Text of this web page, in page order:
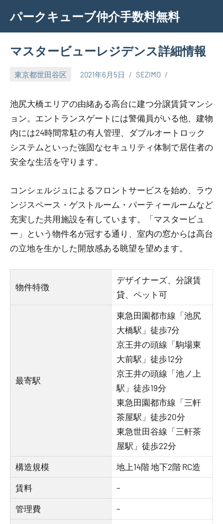
content
パークキューブ仲介手数料無料
マスタービューレジデンス詳細情報
東京都世田谷区 2021年6月5日 SEZIMO
池尻大橋エリアの由緒ある高台に建つ分譲賃貸マンシ
ョン。エントランスゲートには警備員がいる他、建物
内には24時間常駐の有人管理、ダブルオートロック
システムといった強固なセキュリティ体制で居住者の
安全な生活を守ります。
コンシェルジュによるフロントサービスを始め、ラウ
ンジスペース・ゲストルーム・パーティールームなど
充実した共用施設を有しています。「マスタービュ
ー」という物件名が冠する通り、室内の窓からは高台
の立地を生かした開放感ある眺望を望めます。
物件特徴
デザイナーズ、分譲賃
貸、ペット可
最寄駅
東急田園都市線「池尻
大橋駅」徒歩7分
京王井の頭線「駒場東
大前駅」徒歩12分
京王井の頭線「池ノ上
駅」徒歩19分
東急田園都市線「三軒
茶屋駅」徒歩20分
東急世田谷線「三軒茶
屋駅」徒歩22分
構造規模 地上14階 地下2階 RC造
賃料 –
管理費 –